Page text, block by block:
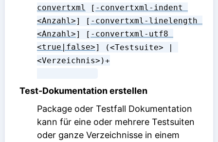
convertxml
[ -convertxml-indent
<Anzahl>] [ -convertxml-linelength
<Anzahl>] [ -convertxml-utf8
<true|false>] (<Testsuite> |
<Verzeichnis>)+
Test-Dokumentation erstellen
Package oder Testfall Dokumentation
kann für eine oder mehrere Testsuiten
oder ganze Verzeichnisse in einem